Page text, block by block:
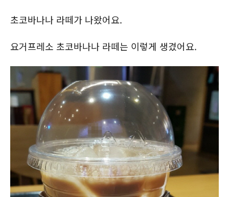
초코바나나 라떼가 나왔어요.
요거프레소 초코바나나 라떼는 이렇게 생겼어요.